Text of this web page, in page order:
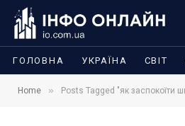
ГОЛОВНА УКРАЇНА СВІТ
Home » Posts Tagged "як заспокоїти